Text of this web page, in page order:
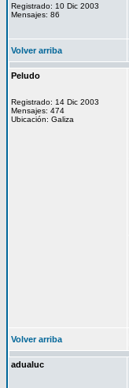
Registrado: 10 Dic 2003
Mensajes: 86
Volver arriba
Peludo
Registrado: 14 Dic 2003
Mensajes: 474
Ubicación: Galiza
Volver arriba
adualuc